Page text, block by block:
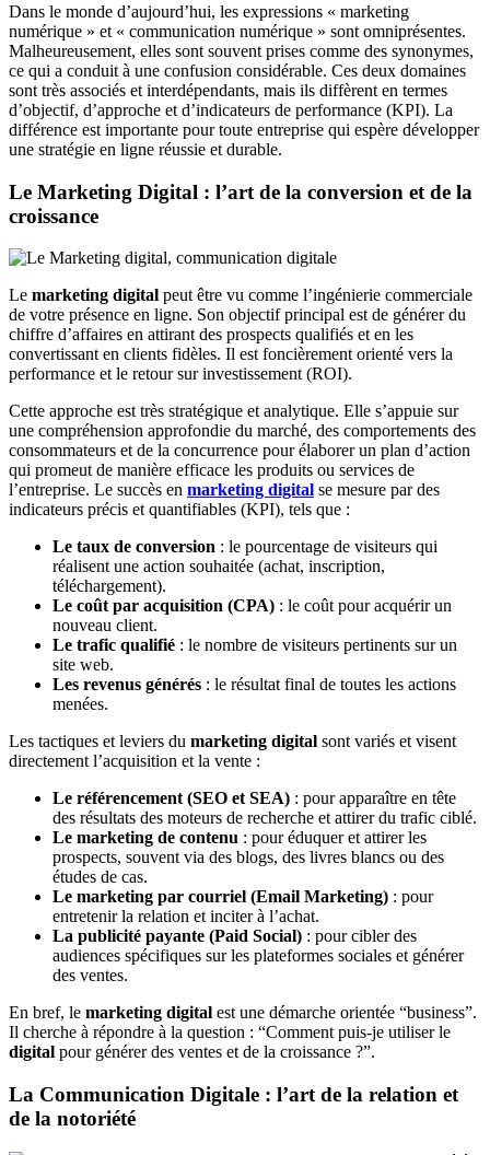
Dans le monde d’aujourd’hui, les expressions « marketing
numérique » et « communication numérique » sont omniprésentes.
Malheureusement, elles sont souvent prises comme des synonymes,
ce qui a conduit à une confusion considérable. Ces deux domaines
sont très associés et interdépendants, mais ils diffèrent en termes
d’objectif, d’approche et d’indicateurs de performance (KPI). La
différence est importante pour toute entreprise qui espère développer
une stratégie en ligne réussie et durable.
Le Marketing Digital : l’art de la conversion et de la
croissance
Le marketing digital peut être vu comme l’ingénierie commerciale
de votre présence en ligne. Son objectif principal est de générer du
chiffre d’affaires en attirant des prospects qualifiés et en les
convertissant en clients fidèles. Il est foncièrement orienté vers la
performance et le retour sur investissement (ROI).
Cette approche est très stratégique et analytique. Elle s’appuie sur
une compréhension approfondie du marché, des comportements des
consommateurs et de la concurrence pour élaborer un plan d’action
qui promeut de manière efficace les produits ou services de
l’entreprise. Le succès en marketing digital se mesure par des
indicateurs précis et quantifiables (KPI), tels que :
Le taux de conversion : le pourcentage de visiteurs qui
réalisent une action souhaitée (achat, inscription,
téléchargement).
Le coût par acquisition (CPA) : le coût pour acquérir un
nouveau client.
Le trafic qualifié : le nombre de visiteurs pertinents sur un
site web.
Les revenus générés : le résultat final de toutes les actions
menées.
Les tactiques et leviers du marketing digital sont variés et visent
directement l’acquisition et la vente :
Le référencement (SEO et SEA) : pour apparaître en tête
des résultats des moteurs de recherche et attirer du trafic ciblé.
Le marketing de contenu : pour éduquer et attirer les
prospects, souvent via des blogs, des livres blancs ou des
études de cas.
Le marketing par courriel (Email Marketing) : pour
entretenir la relation et inciter à l’achat.
La publicité payante (Paid Social) : pour cibler des
audiences spécifiques sur les plateformes sociales et générer
des ventes.
En bref, le marketing digital est une démarche orientée “business”.
Il cherche à répondre à la question : “Comment puis-je utiliser le
digital pour générer des ventes et de la croissance ?”.
La Communication Digitale : l’art de la relation et
de la notoriété